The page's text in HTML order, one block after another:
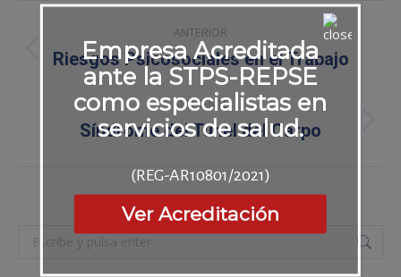
Navegación
entre
publicaciones
ANTERIOR
Publicación
anterior:
Riesgos Psicosociales en el Trabajo
SIGUIENTE
Publicación
Síndrome del Túnel del Carpo
Buscar:
Empresa Acreditada
ante la STPS-REPSE
como especialistas en
servicios de salud.
(REG-AR10801/2021)
Ver Acreditación